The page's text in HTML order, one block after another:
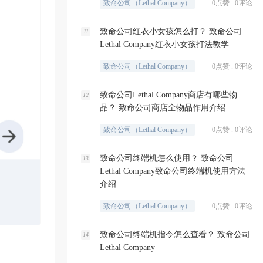
致命公司（Lethal Company） 0点赞 . 0评论
11
致命公司红衣小女孩怎么打？ 致命公司
Lethal Company红衣小女孩打法教学
致命公司（Lethal Company） 0点赞 . 0评论
12
致命公司Lethal Company商店有哪些物
品？ 致命公司商店全物品作用介绍
致命公司（Lethal Company） 0点赞 . 0评论
13
致命公司终端机怎么使用？ 致命公司
Lethal Company致命公司终端机使用方法
介绍
致命公司（Lethal Company） 0点赞 . 0评论
14
致命公司终端机指令怎么查看？ 致命公司
Lethal Company